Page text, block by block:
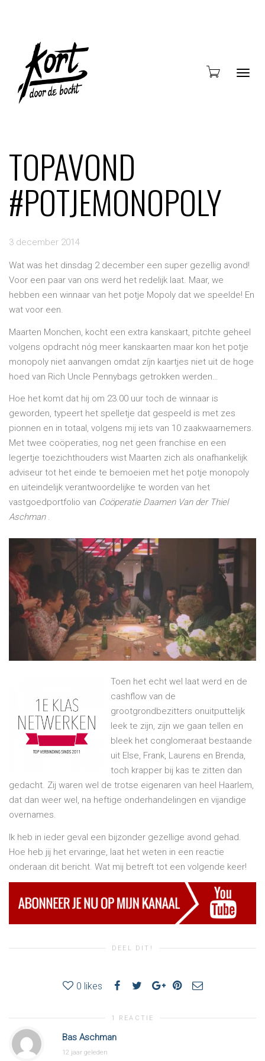
de
TOPAVOND
#POTJEMONOPOLY
3 december 2014
Wat was het dinsdag 2 december een super gezellig avond!
Voor een paar van ons werd het redelijk laat. Maar, we
hebben een winnaar van het potje Mopoly dat we speelde! En
wat voor een.
Maarten Monchen, kocht een extra kanskaart, pitchte geheel
volgens opdracht nóg meer kanskaarten maar kon het potje
monopoly niet aanvangen omdat zíjn kaartjes niet uit de hoge
hoed van Rich Uncle Pennybags getrokken werden…
Hoe het komt dat hij om 23.00 uur toch de winnaar is
geworden, typeert het spelletje dat gespeeld is met zes
pionnen en in totaal, volgens mij iets van 10 zaakwaarnemers.
Met twee coöperaties, nog net geen franchise en een
legertje toezichthouders wist Maarten zich als onafhankelijk
adviseur tot het einde te bemoeien met het potje monopoly
en uiteindelijk verantwoordelijke te worden van het
vastgoedportfolio van Coöperatie Daamen Van der Thiel
Aschman.
Toen het echt wel laat werd en de
cashflow van de
grootgrondbezitters onuitputtelijk
leek te zijn, zijn we gaan tellen en
bleek het conglomeraat bestaande
uit Else, Frank, Laurens en Brenda,
toch krapper bij kas te zitten dan
gedacht. Zij waren wel de trotse eigenaren van heel Haarlem,
dat dan weer wel, na heftige onderhandelingen en vijandige
overnames.
Ik heb in ieder geval een bijzonder gezellige avond gehad.
Hoe heb jij het ervaringe, laat het weten in een reactie
onderaan dit bericht. Wat mij betreft tot een volgende keer!
DEEL DIT!
0 likes
1 REACTIE
Bas Aschman
12 jaar geleden